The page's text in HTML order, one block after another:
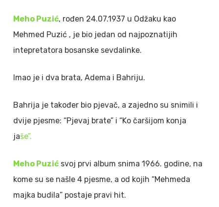
Meho Puzić, rođen 24.07.1937 u Odžaku kao
Mehmed Puzić , je bio jedan od najpoznatijih
intepretatora bosanske sevdalinke.
Imao je i dva brata, Adema i Bahriju.
Bahrija je također bio pjevač, a zajedno su snimili i
dvije pjesme: “Pjevaj brate” i “Ko čaršijom konja
jaše”.
Meho Puzićsvoj prvi album snima 1966. godine, na
kome su se našle 4 pjesme, a od kojih “Mehmeda
majka budila” postaje pravi hit.